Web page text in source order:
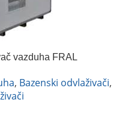
vazduha FRAL
, Bazenski odvlaživači,